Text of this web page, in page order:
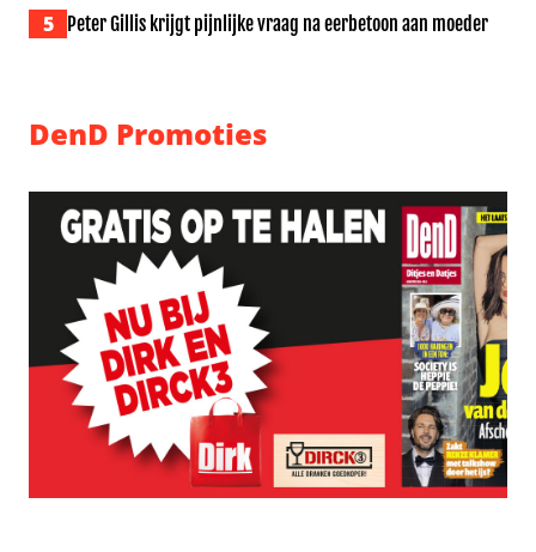
5 Peter Gillis krijgt pijnlijke vraag na eerbetoon aan moeder
DenD Promoties